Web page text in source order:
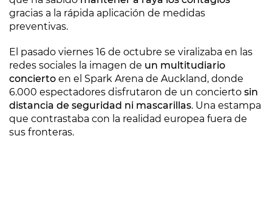
gracias a la rápida aplicación de medidas
preventivas.
El pasado viernes 16 de octubre se viralizaba en las
redes sociales la imagen de un multitudiario
concierto en el Spark Arena de Auckland, donde
6.000 espectadores disfrutaron de un concierto sin
distancia de seguridad ni mascarillas. Una estampa
que contrastaba con la realidad europea fuera de
sus fronteras.